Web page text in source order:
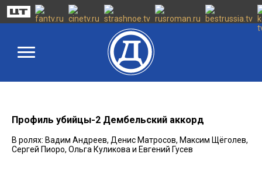
Профиль убийцы-2 Дембельский аккорд
В ролях: Вадим Андреев, Денис Матросов, Максим Щёголев,
Сергей Пиоро, Ольга Куликова и Евгений Гусев